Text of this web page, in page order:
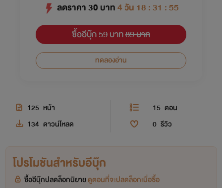
ลดราคา30 บาท4 วัน 18 : 31 : 55
ซื้ออีบุ๊ก 59 บาท89 บาท
ทดลองอ่าน
125 หน้า 15 ตอน
134 ดาวน์โหลด 0 รีวิว
โปรโมชันสำหรับอีบุ๊ก
ซื้ออีบุ๊กปลดล็อกนิยายดูตอนที่จะปลดล็อกเมื่อซื้อ